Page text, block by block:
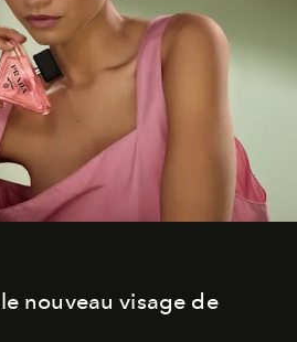
nouveau visage de